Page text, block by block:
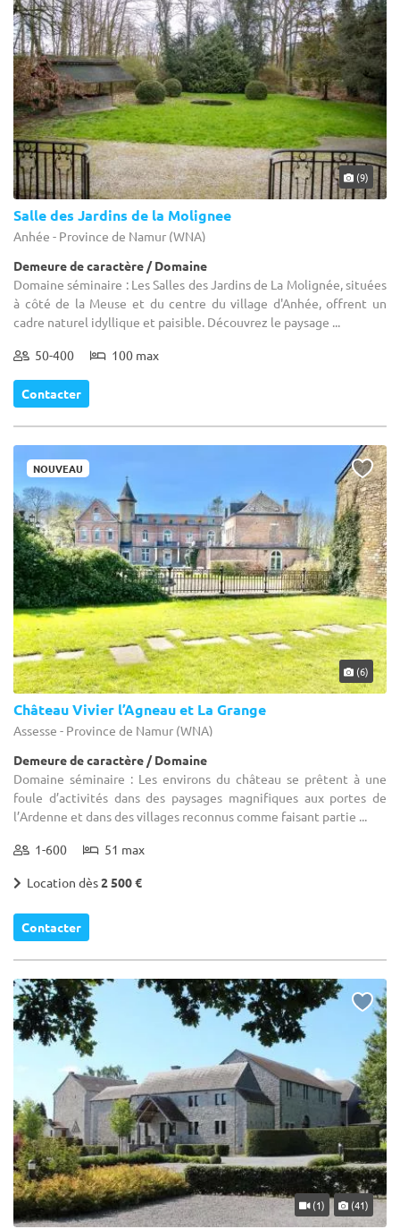
(9)
Salle des Jardins de la Molignee
Anhée - Province de Namur (WNA)
Demeure de caractère / Domaine
Domaine séminaire : Les Salles des Jardins de La Molignée, situées
à côté de la Meuse et du centre du village d'Anhée, offrent un
cadre naturel idyllique et paisible. Découvrez le paysage ...
50-400 100 max
Contacter
NOUVEAU
(6)
Château Vivier l’Agneau et La Grange
Assesse - Province de Namur (WNA)
Demeure de caractère / Domaine
Domaine séminaire : Les environs du château se prêtent à une
foule d’activités dans des paysages magnifiques aux portes de
l’Ardenne et dans des villages reconnus comme faisant partie ...
1-600 51 max
Location dès2 500 €
Contacter
(1) (41)